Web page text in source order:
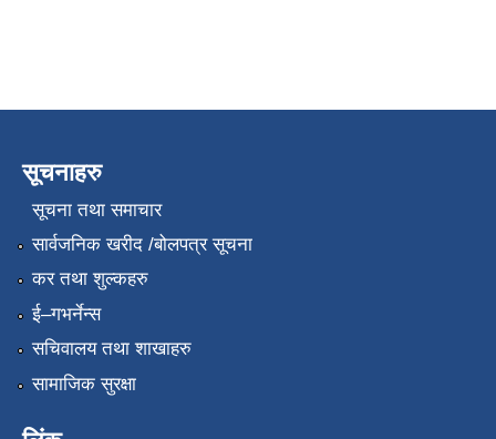
सूचनाहरु
सूचना तथा समाचार
सार्वजनिक खरीद /बोलपत्र सूचना
कर तथा शुल्कहरु
ई–गभर्नेन्स
सचिवालय तथा शाखाहरु
सामाजिक सुरक्षा